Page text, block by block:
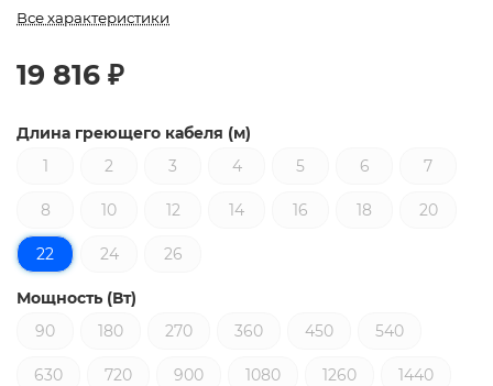
Все характеристики
19 816 ₽
Длина греющего кабеля (м)
1
2 3 4 5 6 7
8 10 12 14 16 18 20
22 24 26
Мощность (Вт)
90
180 270 360 450 540
630 720 900 1080 1260 1440